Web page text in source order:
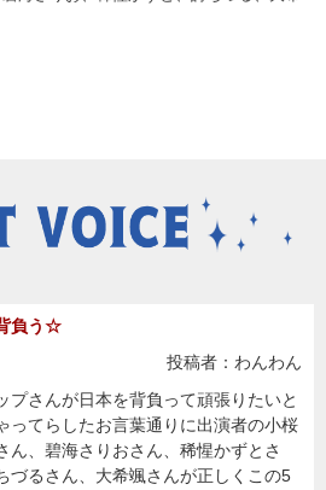
負う☆
投稿者：わんわん
プさんが日本を背負って頑張りたいと
ってらしたお言葉通りに出演者の小桜
ん、碧海さりおさん、稀惺かずとさ
づるさん、大希颯さんが正しくこの5